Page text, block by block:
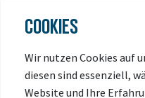
COOKIES
Wir nutzen Cookies auf
diesen sind essenziell,
Website und Ihre